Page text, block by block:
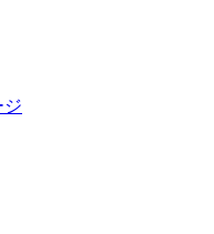
ジ